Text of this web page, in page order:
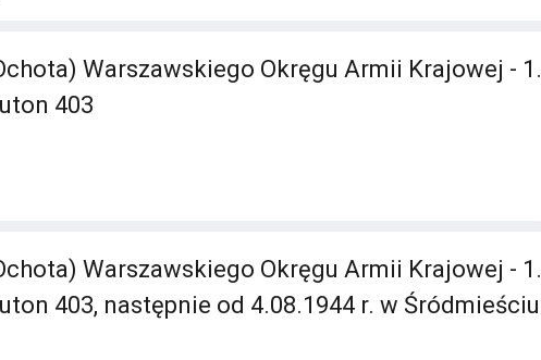
Warszawskiego Okręgu Armii Krajowej - 1.
403
Warszawskiego Okręgu Armii Krajowej - 1.
403, następnie od 4.08.1944 r. w Śródmieściu